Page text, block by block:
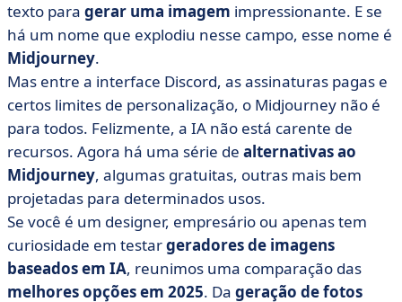
• Como escolher uma alternativa ao midjourney?
• A Midjourney não está mais sozinha: depende de
você!
texto para gerar uma imagem impressionante. E se
há um nome que explodiu nesse campo, esse nome é
Midjourney.
Mas entre a interface Discord, as assinaturas pagas e
certos limites de personalização, o Midjourney não é
para todos. Felizmente, a IA não está carente de
recursos. Agora há uma série de alternativas ao
Midjourney, algumas gratuitas, outras mais bem
projetadas para determinados usos.
Se você é um designer, empresário ou apenas tem
curiosidade em testargeradores de imagens
baseados em IA, reunimos uma comparação das
melhores opções em 2025. Da geração de fotos